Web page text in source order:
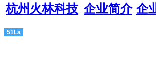
杭州火林科技 企业简介 企
51La